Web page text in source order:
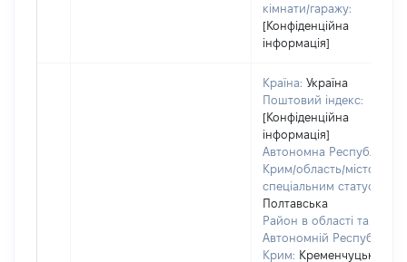
кімнати/гаражу:
[Конфіденційна
інформація]
Країна: Україна
Поштовий індекс:
[Конфіденційна
інформація]
Автономна Республіка
Крим/область/місто зі
спеціальним статусом:
Полтавська
Район в області та
Автономній Республіці
Крим: Кременчуцький